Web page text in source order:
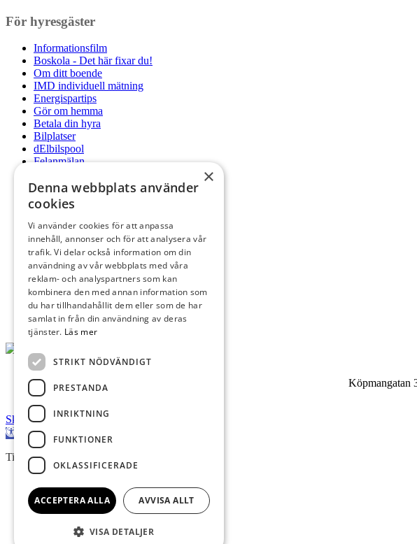
För hyresgäster
Informationsfilm
Boskola - Det här fixar du!
Om ditt boende
IMD individuell mätning
Energispartips
Gör om hemma
Betala din hyra
Bilplatser
dElbilspool
Felanmälan
Huskurage
Gemensamma utrymmen
Yttre miljön
Sopor och sortering
Mattvättstugor
Kvarterslokal
Uthyrningspolicy
Andrahandsuthyrning
Byten och överlåtelser
Uppsägning och avflyttning
Hyresgästföreningen
Köpmangatan
Skip to content
Open toolbar
Tillgänglighet
Minska textstorlek
×
Denna webbplats använder
cookies
Vi använder cookies för att anpassa
innehåll, annonser och för att analysera vår
trafik. Vi delar också information om din
användning av vår webbplats med våra
reklam- och analyspartners som kan
kombinera den med annan information som
du har tillhandahållit dem eller som de har
samlat in från din användning av deras
tjänster. Läs mer
STRIKT NÖDVÄNDIGT
PRESTANDA
INRIKTNING
FUNKTIONER
OKLASSIFICERADE
ACCEPTERA ALLA AVVISA ALLT
VISA DETALJER